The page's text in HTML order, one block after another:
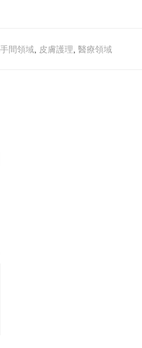
間領域 皮膚護理 醫療領域